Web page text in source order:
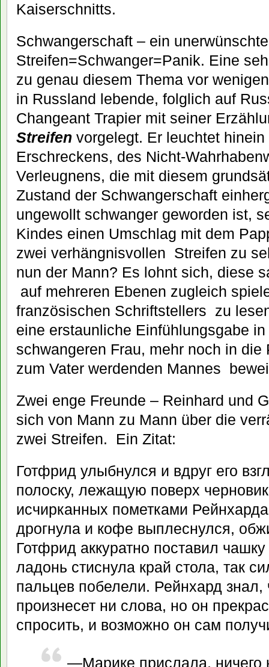
Kaiserschnitts.
Schwangerschaft – ein
Streifen=Schwanger=Panik. Eine
zu genau diesem Thema vor
in Russland lebende, folglich auf
Changeant Trapier mit seiner
Streifen vorgelegt. Er leuchtet
Erschreckens, des Nicht-
Verleugnens, die mit diesem
Zustand der Schwangerschaft
ungewollt schwanger geworden ist,
Kindes einen Umschlag mit dem
zwei verhängnisvollen Streifen zu
nun der Mann? Es lohnt sich, diese
auf mehreren Ebenen zugleich
französischen Schriftstellers zu
eine erstaunliche Einfühlungsgabe
schwangeren Frau, mehr noch in
zum Vater werdenden Mannes
Zwei enge Freunde – Reinhard und
sich von Mann zu Mann über die
zwei Streifen. Ein Zitat:
Готфрид улыбнулся и вдруг его
полоску, лежащую поверх
исчирканных пометками
дрогнула и кофе выплеснулся,
Готфрид аккуратно поставил
ладонь стиснула край стола, так
пальцев побелели. Рейнхард знал,
произнесет ни слова, но он
спросить, и возможно он сам
—Марике прислала, ничего